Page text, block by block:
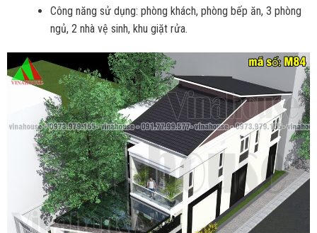
Công năng sử dụng: phòng khách, phòng bếp ăn, 3 phòng
ngủ, 2 nhà vệ sinh, khu giặt rửa.